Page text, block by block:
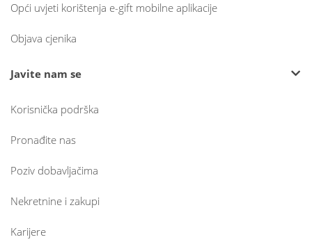
Opći uvjeti korištenja e-gift mobilne aplikacije
Objava cjenika
Javite nam se
Korisnička podrška
Pronađite nas
Poziv dobavljačima
Nekretnine i zakupi
Karijere